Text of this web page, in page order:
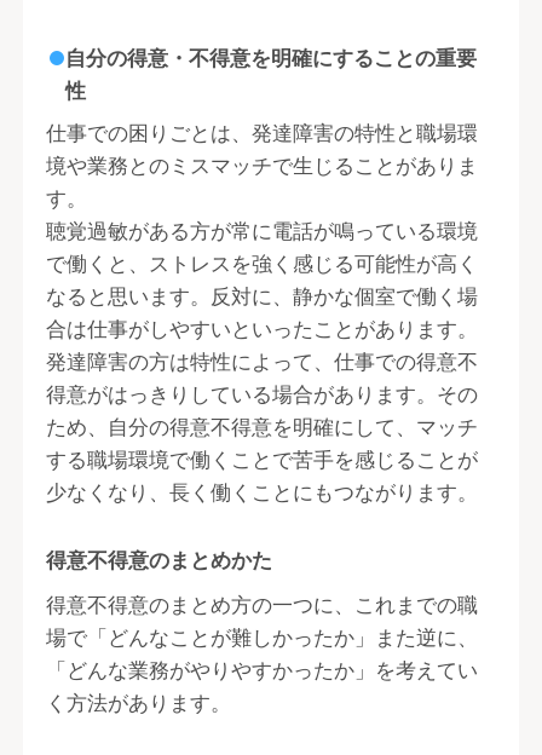
自分の得意・不得意を明確にすることの重要
性
仕事での困りごとは、発達障害の特性と職場環
境や業務とのミスマッチで生じることがありま
す。
聴覚過敏がある方が常に電話が鳴っている環境
で働くと、ストレスを強く感じる可能性が高く
なると思います。反対に、静かな個室で働く場
合は仕事がしやすいといったことがあります。
発達障害の方は特性によって、仕事での得意不
得意がはっきりしている場合があります。その
ため、自分の得意不得意を明確にして、マッチ
する職場環境で働くことで苦手を感じることが
少なくなり、長く働くことにもつながります。
得意不得意のまとめかた
得意不得意のまとめ方の一つに、これまでの職
場で「どんなことが難しかったか」また逆に、
「どんな業務がやりやすかったか」を考えてい
く方法があります。